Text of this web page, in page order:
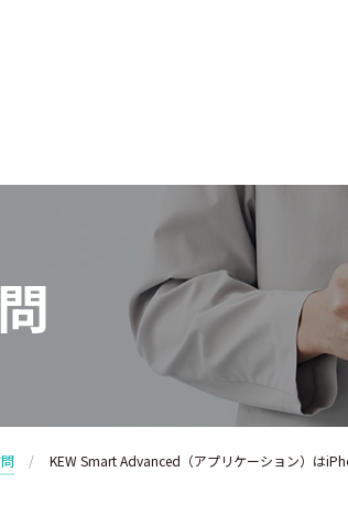
KEW Smart Advanced（アプリケーション）は